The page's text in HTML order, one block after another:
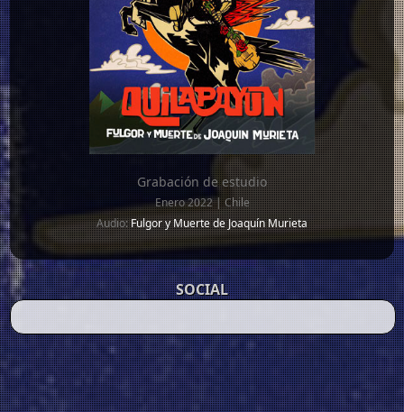
Grabación de estudio
Enero 2022 | Chile
Audio:Fulgor y Muerte de Joaquín Murieta
SOCIAL